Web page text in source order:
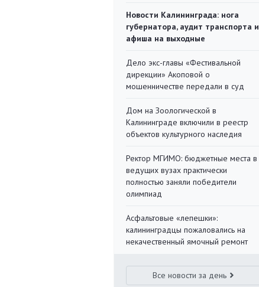
Новости Калининграда: нога
губернатора, аудит транспорта и
афиша на выходные
Дело экс-главы «Фестивальной
дирекции» Акоповой о
мошенничестве передали в суд
Дом на Зоологической в
Калининграде включили в реестр
объектов культурного наследия
Ректор МГИМО: бюджетные места в
ведущих вузах практически
полностью заняли победители
олимпиад
Асфальтовые «лепешки»:
калининградцы пожаловались на
некачественный ямочный ремонт
Все новости за день